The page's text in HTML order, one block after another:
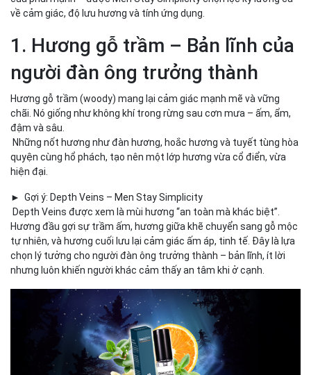
về cảm giác, độ lưu hương và tính ứng dụng.
1. Hương gỗ trầm – Bản lĩnh của
người đàn ông trưởng thành
Hương gỗ trầm (woody) mang lại cảm giác mạnh mẽ và vững
chãi. Nó giống như không khí trong rừng sau cơn mưa – ấm, ẩm,
đậm và sâu.
Những nốt hương như đàn hương, hoắc hương và tuyết tùng hòa
quyện cùng hổ phách, tạo nên một lớp hương vừa cổ điển, vừa
hiện đại.
► Gợi ý: Depth Veins – Men Stay Simplicity
Depth Veins được xem là mùi hương “an toàn mà khác biệt”.
Hương đầu gợi sự trầm ấm, hương giữa khẽ chuyển sang gỗ mộc
tự nhiên, và hương cuối lưu lại cảm giác ấm áp, tinh tế. Đây là lựa
chọn lý tưởng cho người đàn ông trưởng thành – bản lĩnh, ít lời
nhưng luôn khiến người khác cảm thấy an tâm khi ở cạnh.